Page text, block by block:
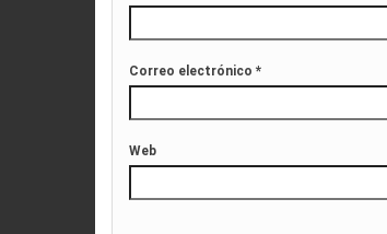
Correo electrónico *
Web